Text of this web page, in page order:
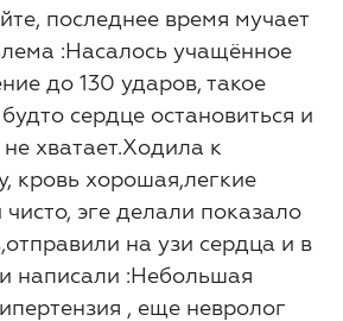
последнее время мучает
:Насалось учащённое
до 130 ударов, такое
сердце остановиться и
хватает.Ходила к
кровь хорошая,легкие
эге делали показало
на узи сердца и в
написали :Небольшая
, еще невролог